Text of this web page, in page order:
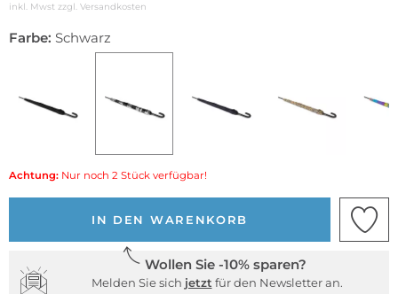
inkl. Mwst zzgl. Versandkosten
Farbe: Schwarz
Achtung: Nur noch 2 Stück verfügbar!
IN DEN WARENKORB
Wollen Sie -10% sparen?
Melden Sie sich jetzt für den Newsletter an.